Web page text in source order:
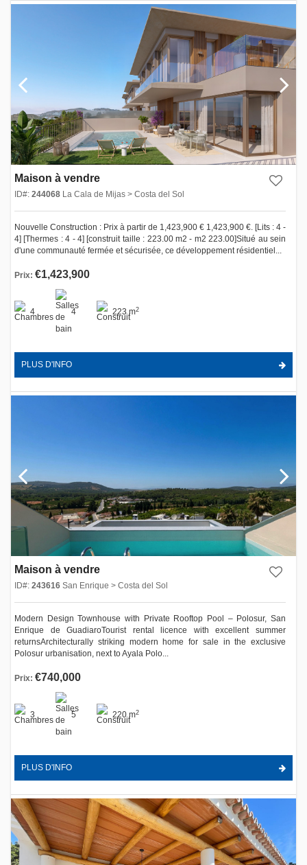
Maison à vendre
ID#: 244068 La Cala de Mijas > Costa del Sol
Nouvelle Construction : Prix à partir de 1,423,900 € 1,423,900 €. [Lits : 4 -
4] [Thermes : 4 - 4] [construit taille : 223.00 m2 - m2 223.00]Situé au sein
d'une communauté fermée et sécurisée, ce développement résidentiel...
Prix: €1,423,900
4 4 223 m2
PLUS D'INFO
Maison à vendre
ID#: 243616 San Enrique > Costa del Sol
Modern Design Townhouse with Private Rooftop Pool – Polosur, San
Enrique de GuadiaroTourist rental licence with excellent summer
returnsArchitecturally striking modern home for sale in the exclusive
Polosur urbanisation, next to Ayala Polo...
Prix: €740,000
3 5 220 m2
PLUS D'INFO